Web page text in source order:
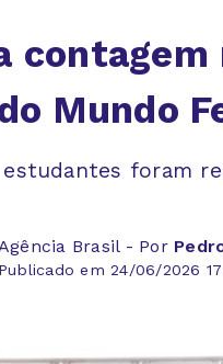
contagem
Mundo
foram
Brasil - Por
Publicado em 24/06/2026